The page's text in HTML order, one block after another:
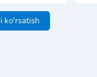
ko'rsatish